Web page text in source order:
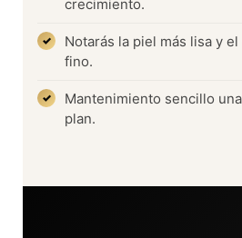
crecimiento.
Notarás la piel más lisa y
fino.
Mantenimiento sencillo
plan.